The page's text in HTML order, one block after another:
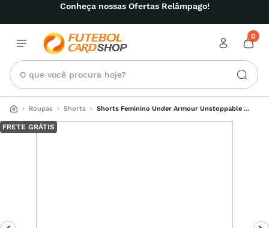
Conheça nossas Ofertas Relâmpago!
0
O que você procura hoje?
Roupas Shorts
Shorts Feminino Under Armour Unstoppable
FRETE GRÁTIS